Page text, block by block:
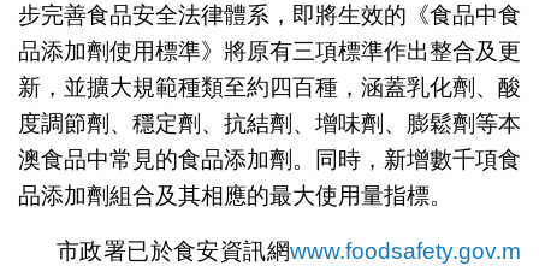
步完善食品安全法律體系，即將生效的《食品中食
品添加劑使用標準》將原有三項標準作出整合及更
新，並擴大規範種類至約四百種，涵蓋乳化劑、酸
度調節劑、穩定劑、抗結劑、增味劑、膨鬆劑等本
澳食品中常見的食品添加劑。同時，新增數千項食
品添加劑組合及其相應的最大使用量指標。
市政署已於食安資訊網www.foodsafety.gov.m